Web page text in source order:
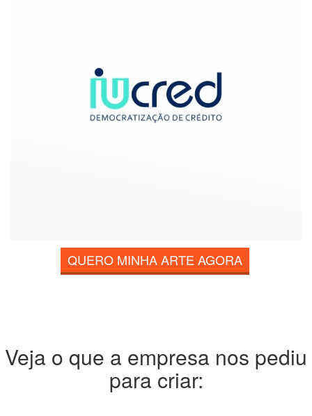
QUERO MINHA ARTE AGORA
Veja o que a empresa nos pediu
para criar: